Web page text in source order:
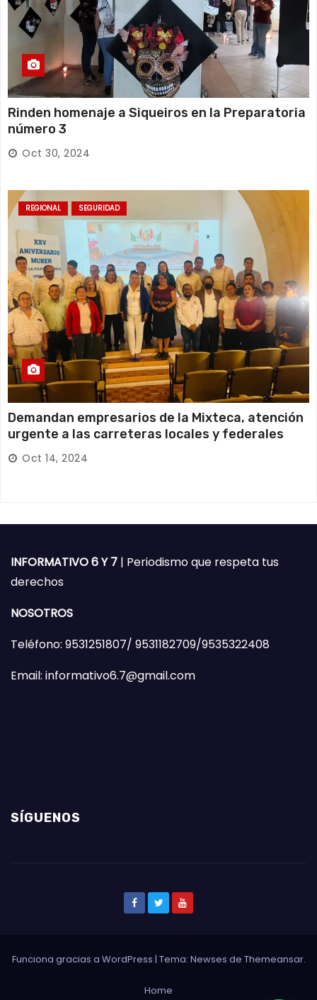
Rinden homenaje a Siqueiros en la Preparatoria
número 3
Oct 30, 2024
REGIONAL SEGURIDAD
Demandan empresarios de la Mixteca, atención
urgente a las carreteras locales y federales
Oct 14, 2024
INFORMATIVO 6 Y 7 | Periodismo que respeta tus
derechos
NOSOTROS
Teléfono: 9531251807/ 9531182709/9535322408
Email: informativo6.7@gmail.com
SÍGUENOS
Funciona gracias a WordPress | Tema: Newses de Themeansar.
Home